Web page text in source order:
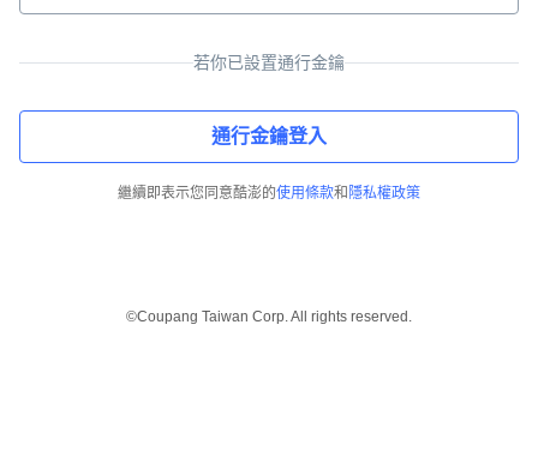
若你已設置通行金鑰
通行金鑰登入
繼續即表示您同意酷澎的使用條款和 隱私權政策
©Coupang Taiwan Corp. All rights reserved.